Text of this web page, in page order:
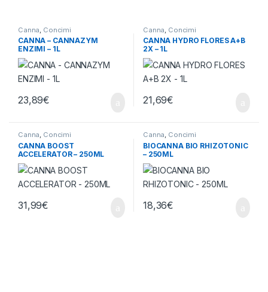
Canna Concimi
CANNA – CANNAZYM
ENZIMI – 1L
23,89€
Canna Concimi
CANNA HYDRO FLORES A+B
2X – 1L
21,69€
Canna, Concimi
CANNA BOOST
ACCELERATOR – 250ML
31,99€
Canna, Concimi
BIOCANNA BIO RHIZOTONIC
– 250ML
18,36€